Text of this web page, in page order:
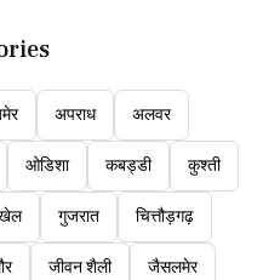
अपराध अलवर
ओडिशा कबड्डी कुश्ती
गुजरात चित्तौड़गढ़
जीवन शैली जैसलमेर